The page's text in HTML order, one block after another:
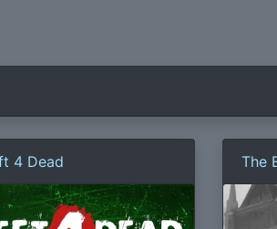
4 Dead The